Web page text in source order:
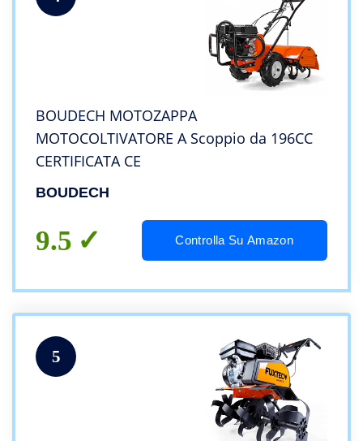
BOUDECH MOTOZAPPA
MOTOCOLTIVATORE A Scoppio da 196CC
CERTIFICATA CE
BOUDECH
9.5 Controlla Su Amazon
5